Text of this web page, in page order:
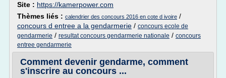
Site : https://kamerpower.com
Thèmes liés : calendrier des concours 2016 en cote d ivoire /
concours d entree a la gendarmerie / concours ecole de
gendarmerie / resultat concours gendarmerie nationale / concours
entree gendarmerie
Comment devenir gendarme, comment
s'inscrire au concours ...